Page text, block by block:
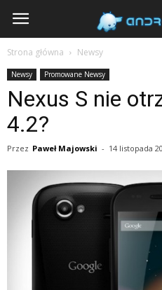
Androidal
Strona główna Newsy
Newsy Promowane Newsy
Nexus S nie
4.2?
Przez Paweł Majowski - 14 listopada